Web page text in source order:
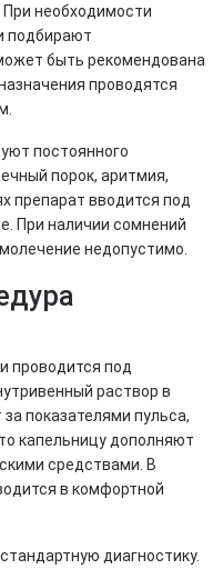
необходимости
подбирают
быть рекомендована
проводятся
постоянного
порок, аритмия,
препарат вводится под
При наличии сомнений
недопустимо.
проводится под
раствор в
показателями пульса,
капельницу дополняют
средствами. В
в комфортной
диагностику.